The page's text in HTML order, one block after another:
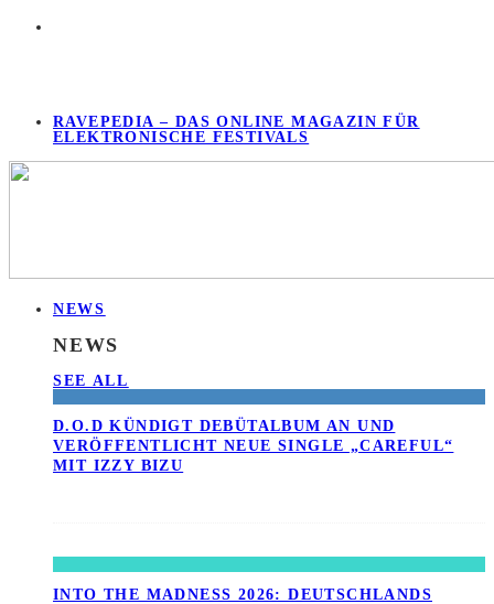
RAVEPEDIA – DAS ONLINE MAGAZIN FÜR
ELEKTRONISCHE FESTIVALS
NEWS
NEWS
SEE ALL
D.O.D KÜNDIGT DEBÜTALBUM AN UND
VERÖFFENTLICHT NEUE SINGLE „CAREFUL“
MIT IZZY BIZU
INTO THE MADNESS 2026: DEUTSCHLANDS